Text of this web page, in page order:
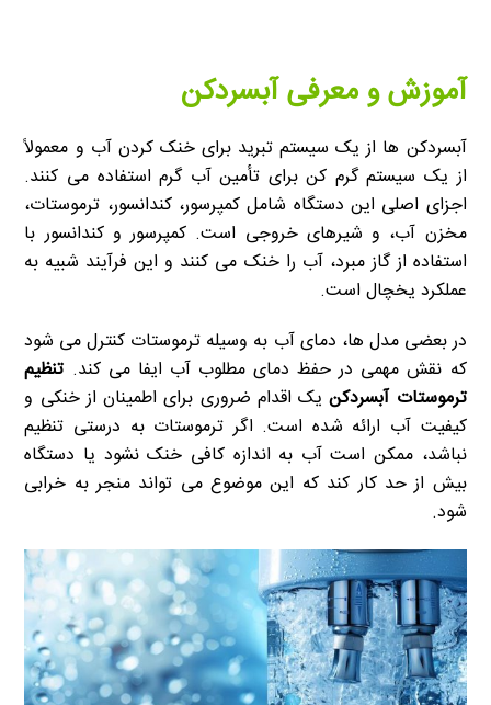
آموزش و معرفی آبسردکن
آبسردکن ها از یک سیستم تبرید برای خنک کردن آب و معمولاً
از یک سیستم گرم کن برای تأمین آب گرم استفاده می کنند.
اجزای اصلی این دستگاه شامل کمپرسور، کندانسور، ترموستات،
مخزن آب، و شیرهای خروجی است. کمپرسور و کندانسور با
استفاده از گاز مبرد، آب را خنک می کنند و این فرآیند شبیه به
عملکرد یخچال است.
در بعضی مدل ها، دمای آب به وسیله ترموستات کنترل می شود
که نقش مهمی در حفظ دمای مطلوب آب ایفا می کند. تنظیم
ترموستات آبسردکنیک اقدام ضروری برای اطمینان از خنکی و
کیفیت آب ارائه شده است. اگر ترموستات به درستی تنظیم
نباشد، ممکن است آب به اندازه کافی خنک نشود یا دستگاه
بیش از حد کار کند که این موضوع می تواند منجر به خرابی
شود.